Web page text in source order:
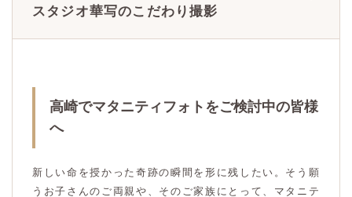
スタジオ華写のこだわり撮影
高崎でマタニティフォトをご検討中の皆様
へ
新しい命を授かった奇跡の瞬間を形に残したい。そう願
うお子さんのご両親や、そのご家族にとって、マタニテ